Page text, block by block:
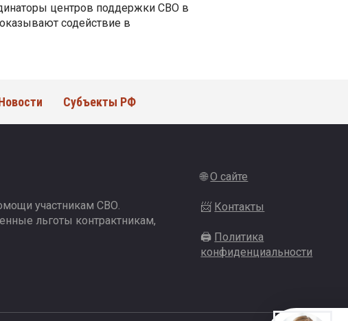
центров поддержки СВО в
содействие в
Субъекты РФ
участникам СВО.
льготы контрактникам,
🌐О сайте
📨 Контакты
🖨 Политика
конфиденциальности